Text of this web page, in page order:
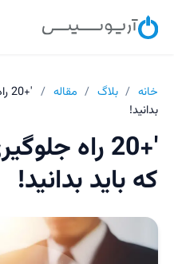
خانه / بلاگ / مقاله /
بدانید!
'+20 راه
که باید بدانید!